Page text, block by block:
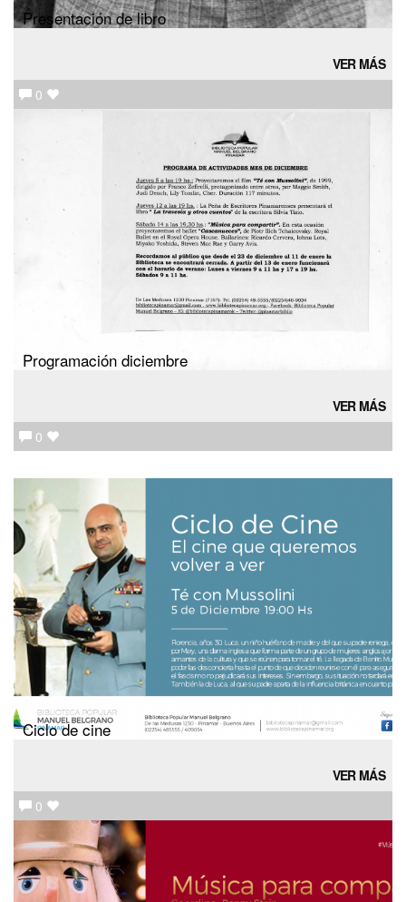
Presentación de libro
VER MÁS
0
Programación diciembre
VER MÁS
0
Ciclo de cine
VER MÁS
0